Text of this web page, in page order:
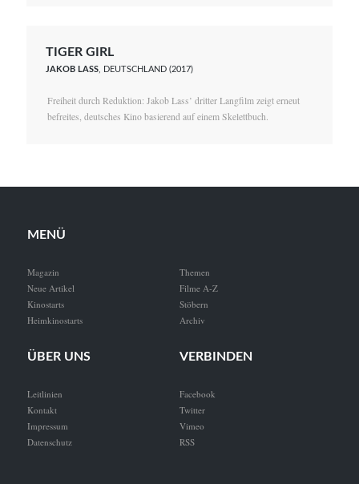
TIGER GIRL
JAKOB LASS, DEUTSCHLAND (2017)
Freiheit durch Reduktion: Jakob Lass’ dritter Langfilm zeigt erneut
befreites, deutsches Kino basierend auf einem Skelettbuch.
MENÜ
Magazin
Neue Artikel
Kinostarts
Heimkinostarts
Themen
Filme A-Z
Stöbern
Archiv
ÜBER UNS
Leitlinien
Kontakt
Impressum
Datenschutz
VERBINDEN
Facebook
Twitter
Vimeo
RSS